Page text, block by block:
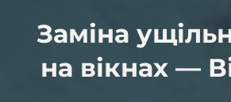
Заміна
на вікнах —